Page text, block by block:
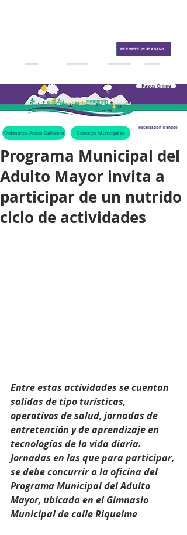
Pagos Online
Ordenanza Acoso Callejero Concejos Municipales
Fiscalización Tránsito
REPORTE CIUDADANO
Programa Municipal del
Adulto Mayor invita a
participar de un nutrido
ciclo de actividades
Entre estas actividades se cuentan
salidas de tipo turísticas,
operativos de salud, jornadas de
entretención y de aprendizaje en
tecnologías de la vida diaria.
Jornadas en las que para participar,
se debe concurrir a la oficina del
Programa Municipal del Adulto
Mayor, ubicada en el Gimnasio
Municipal de calle Riquelme